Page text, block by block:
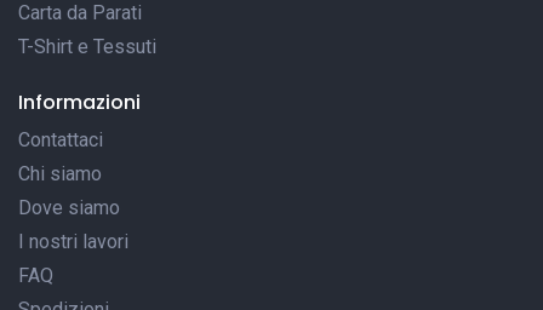
Carta da Parati
T-Shirt e Tessuti
Informazioni
Contattaci
Chi siamo
Dove siamo
I nostri lavori
FAQ